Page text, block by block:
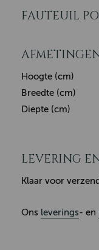
FAUTEUIL
Hoogte (cm)
Breedte (cm)
Diepte (cm)
LEVERING
Klaar voor
Ons leverings- en